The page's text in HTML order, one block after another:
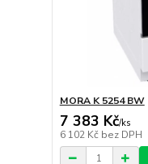
MORA K 5254 BW
7 383 Kč/ks
6 102 Kč bez DPH